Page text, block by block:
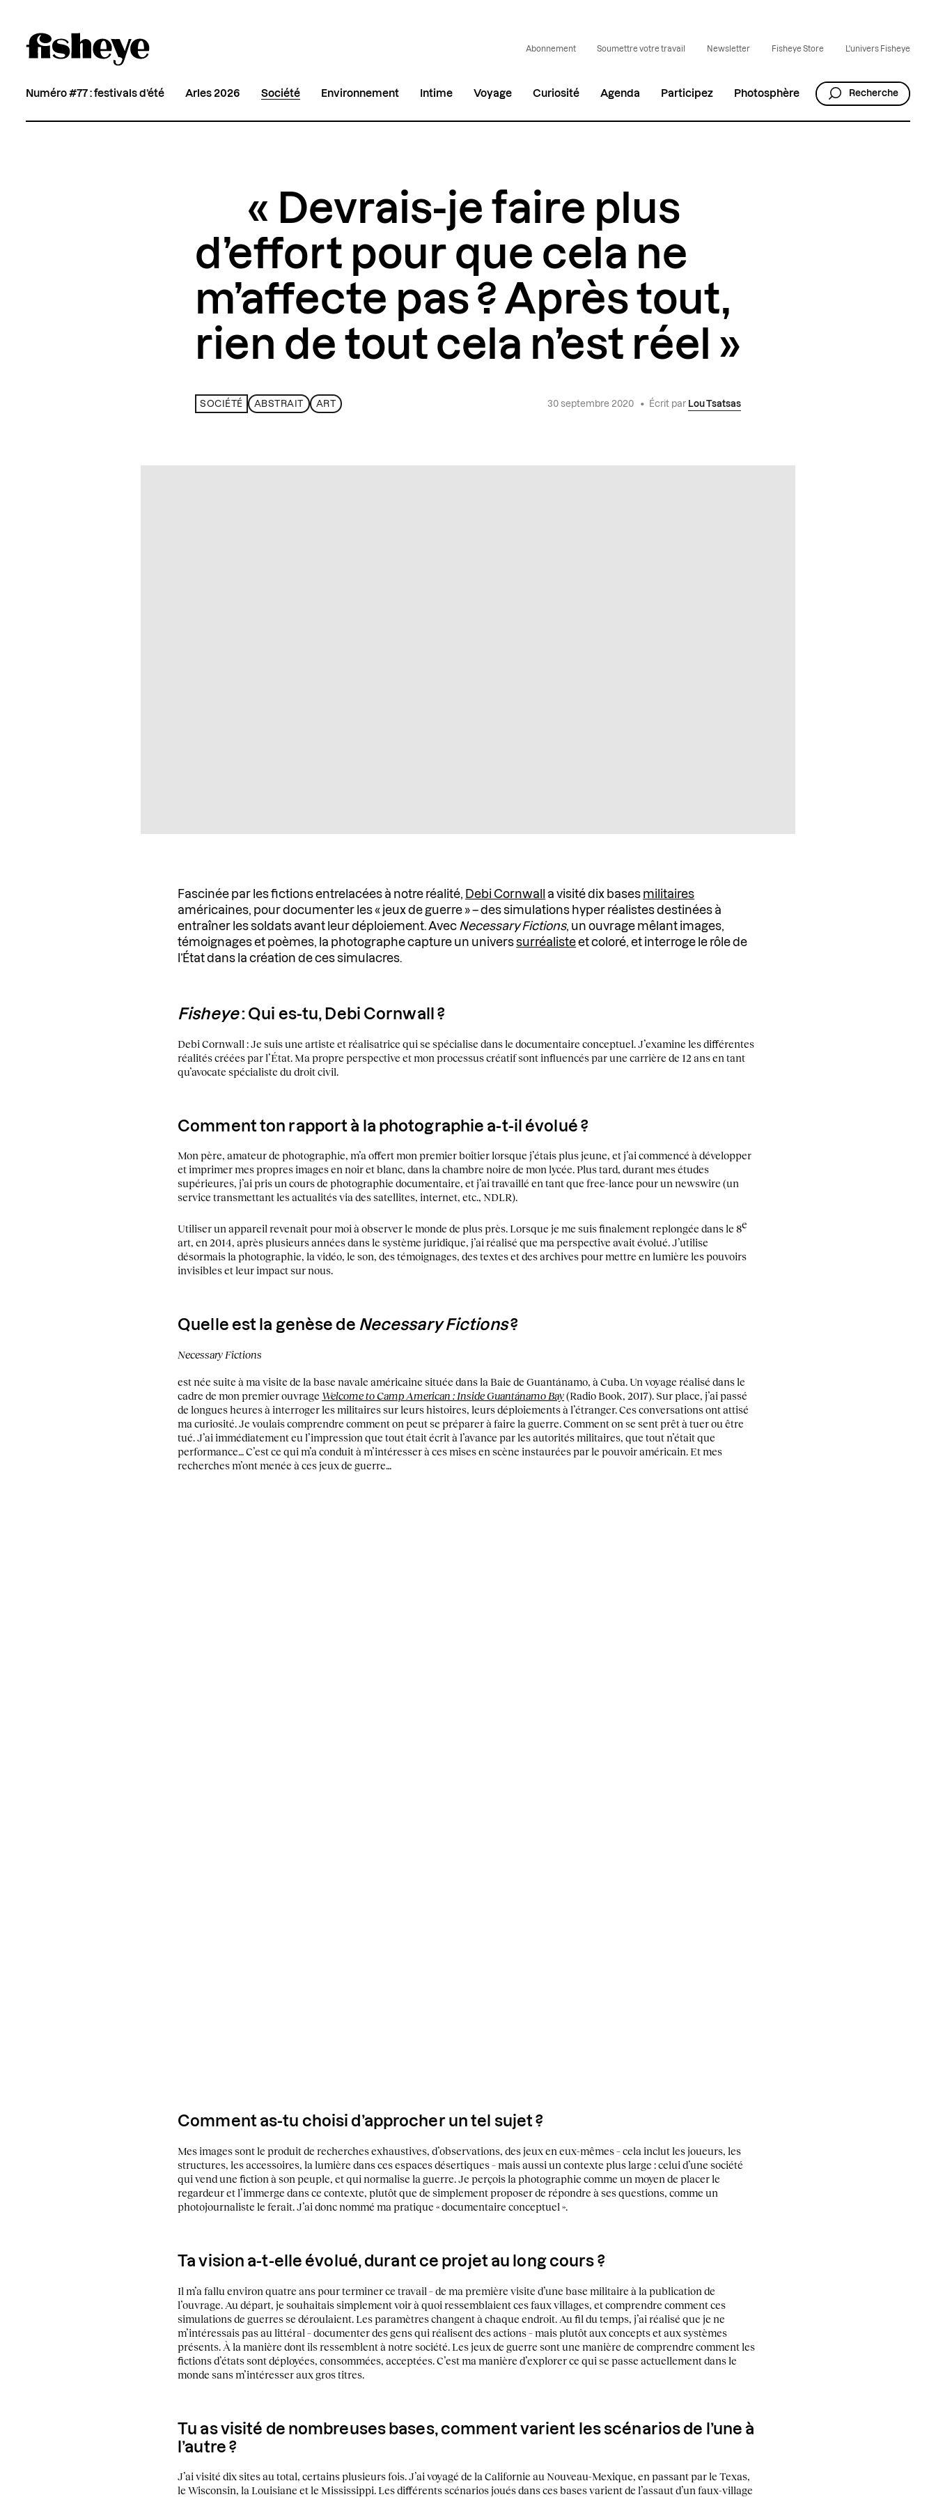
Abonnement Soumettre votre travail Newsletter Fisheye Store L'univers Fisheye
Numéro #77 : festivals d’été Arles 2026 Société Environnement Intime Voyage Curiosité Agenda Participez Photosphère Recherche
« Devrais-je faire plus
d’effort pour que cela ne
m’affecte pas ? Après tout,
rien de tout cela n’est réel »
SOCIÉTÉ ABSTRAIT ART 30 septembre 2020 • Écrit par Lou Tsatsas
Fascinée par les fictions entrelacées à notre réalité, Debi Cornwall a visité dix bases militaires
américaines, pour documenter les « jeux de guerre » – des simulations hyper réalistes destinées à
entraîner les soldats avant leur déploiement. Avec Necessary Fictions, un ouvrage mêlant images,
témoignages et poèmes, la photographe capture un universsurréalisteet coloré, et interroge le rôle de
l’État dans la création de ces simulacres.
Fisheye: Qui es-tu, Debi Cornwall ?
Debi Cornwall : Je suis une artiste et réalisatrice qui se spécialise dans le documentaire conceptuel. J’examine les différentes
réalités créées par l’État. Ma propre perspective et mon processus créatif sont influencés par une carrière de 12 ans en tant
qu’avocate spécialiste du droit civil.
Comment ton rapport à la photographie a-t-il évolué ?
Mon père, amateur de photographie, m’a offert mon premier boîtier lorsque j’étais plus jeune, et j’ai commencé à développer
et imprimer mes propres images en noir et blanc, dans la chambre noire de mon lycée. Plus tard, durant mes études
supérieures, j’ai pris un cours de photographie documentaire, et j’ai travaillé en tant que free-lance pour un newswire (un
service transmettant les actualités via des satellites, internet, etc., NDLR).
Utiliser un appareil revenait pour moi à observer le monde de plus près. Lorsque je me suis finalement replongée dans le 8e
art, en 2014, après plusieurs années dans le système juridique, j’ai réalisé que ma perspective avait évolué. J’utilise
désormais la photographie, la vidéo, le son, des témoignages, des textes et des archives pour mettre en lumière les pouvoirs
invisibles et leur impact sur nous.
Quelle est la genèse de Necessary Fictions?
Necessary Fictions
est née suite à ma visite de la base navale américaine située dans la Baie de Guantánamo, à Cuba. Un voyage réalisé dans le
cadre de mon premier ouvrage Welcome to Camp American : Inside Guantánamo Bay(Radio Book, 2017). Sur place, j’ai passé
de longues heures à interroger les militaires sur leurs histoires, leurs déploiements à l’étranger. Ces conversations ont attisé
ma curiosité. Je voulais comprendre comment on peut se préparer à faire la guerre. Comment on se sent prêt à tuer ou être
tué. J’ai immédiatement eu l’impression que tout était écrit à l’avance par les autorités militaires, que tout n’était que
performance… C’est ce qui m’a conduit à m’intéresser à ces mises en scène instaurées par le pouvoir américain. Et mes
recherches m’ont menée à ces jeux de guerre…
Comment as-tu choisi d’approcher un tel sujet ?
Mes images sont le produit de recherches exhaustives, d’observations, des jeux en eux-mêmes – cela inclut les joueurs, les
structures, les accessoires, la lumière dans ces espaces désertiques – mais aussi un contexte plus large : celui d’une société
qui vend une fiction à son peuple, et qui normalise la guerre. Je perçois la photographie comme un moyen de placer le
regardeur et l’immerge dans ce contexte, plutôt que de simplement proposer de répondre à ses questions, comme un
photojournaliste le ferait. J’ai donc nommé ma pratique « documentaire conceptuel ».
Ta vision a-t-elle évolué, durant ce projet au long cours ?
Il m’a fallu environ quatre ans pour terminer ce travail – de ma première visite d’une base militaire à la publication de
l’ouvrage. Au départ, je souhaitais simplement voir à quoi ressemblaient ces faux villages, et comprendre comment ces
simulations de guerres se déroulaient. Les paramètres changent à chaque endroit. Au fil du temps, j’ai réalisé que je ne
m’intéressais pas au littéral – documenter des gens qui réalisent des actions – mais plutôt aux concepts et aux systèmes
présents. À la manière dont ils ressemblent à notre société. Les jeux de guerre sont une manière de comprendre comment les
fictions d’états sont déployées, consommées, acceptées. C’est ma manière d’explorer ce qui se passe actuellement dans le
monde sans m’intéresser aux gros titres.
Tu as visité de nombreuses bases, comment varient les scénarios de l’une à
l’autre ?
J’ai visité dix sites au total, certains plusieurs fois. J’ai voyagé de la Californie au Nouveau-Mexique, en passant par le Texas,
le Wisconsin, la Louisiane et le Mississippi. Les différents scénarios joués dans ces bases varient de l’assaut d’un faux-village